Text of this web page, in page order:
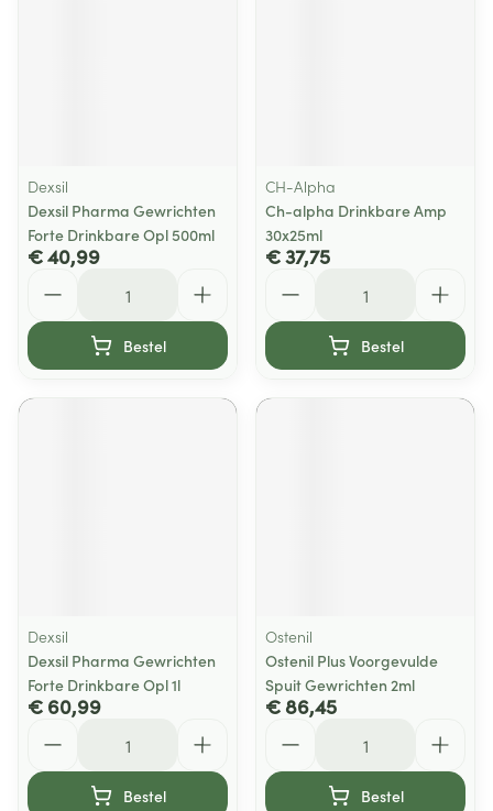
Dexsil
Dexsil Pharma Gewrichten
Forte Drinkbare Opl 500ml
€ 40,99
Bestel
CH-Alpha
Ch-alpha Drinkbare Amp
30x25ml
€ 37,75
Bestel
Dexsil
Dexsil Pharma Gewrichten
Forte Drinkbare Opl 1l
€ 60,99
Bestel
Ostenil
Ostenil Plus Voorgevulde
Spuit Gewrichten 2ml
€ 86,45
Bestel